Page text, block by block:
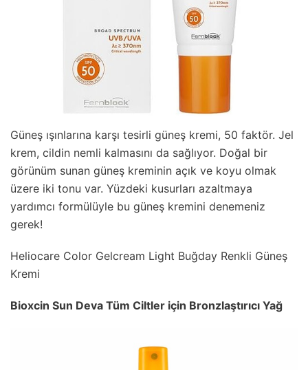
Güneş ışınlarına karşı tesirli güneş kremi, 50 faktör. Jel
krem, cildin nemli kalmasını da sağlıyor. Doğal bir
görünüm sunan güneş kreminin açık ve koyu olmak
üzere iki tonu var. Yüzdeki kusurları azaltmaya
yardımcı formülüyle bu güneş kremini denemeniz
gerek!
Heliocare Color Gelcream Light Buğday Renkli Güneş
Kremi
Bioxcin Sun Deva Tüm Ciltler için Bronzlaştırıcı Yağ